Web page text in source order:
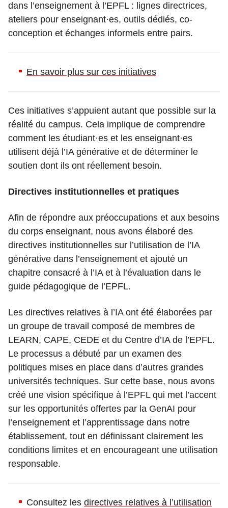
dans l’enseignement à l’EPFL : lignes directrices,
ateliers pour enseignant·es, outils dédiés, co-
conception et échanges informels entre pairs.
En savoir plus sur ces initiatives
Ces initiatives s’appuient autant que possible sur la
réalité du campus. Cela implique de comprendre
comment les étudiant·es et les enseignant·es
utilisent déjà l’IA générative et de déterminer le
soutien dont ils ont réellement besoin.
Directives institutionnelles et pratiques
Afin de répondre aux préoccupations et aux besoins
du corps enseignant, nous avons élaboré des
directives institutionnelles sur l’utilisation de l’IA
générative dans l’enseignement et ajouté un
chapitre consacré à l’IA et à l’évaluation dans le
guide pédagogique de l’EPFL.
Les directives relatives à l’IA ont été élaborées par
un groupe de travail composé de membres de
LEARN, CAPE, CEDE et du Centre d’IA de l’EPFL.
Le processus a débuté par un examen des
politiques mises en place dans d’autres grandes
universités techniques. Sur cette base, nous avons
créé une vision spécifique à l’EPFL qui met l’accent
sur les opportunités offertes par la GenAI pour
l’enseignement et l’apprentissage dans notre
établissement, tout en définissant clairement les
conditions limites et en encourageant une utilisation
responsable.
Consultez les directives relatives à l’utilisation